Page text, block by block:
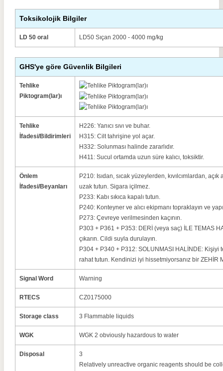
Toksikolojik Bilgiler
LD 50 oral LD50 Sıçan 2000 - 4000 mg/kg
GHS'ye göre Güvenlik Bilgileri
Tehlike
Piktogram(lar)ı
Tehlike
İfadesi/Bildirimleri
H226: Yanıcı sıvı ve buhar.
H315: Cilt tahrişine yol açar.
H332: Solunması halinde zararlıdır.
H411: Sucul ortamda uzun süre kalıcı, toksiktir.
Önlem
İfadesi/Beyanları
P210: Isıdan, sıcak yüzeylerden, kıvılcımlardan,
uzak tutun. Sigara içilmez.
P233: Kabı sıkıca kapalı tutun.
P240: Konteyner ve alıcı ekipmanı topraklayın ve
P273: Çevreye verilmesinden kaçının.
P303 + P361 + P353: DERİ (veya saç) İLE TEMAS
çıkarın. Cildi suyla durulayın.
P304 + P340 + P312: SOLUNMASI HALİNDE: Kişiyi
rahat tutun. Kendinizi iyi hissetmiyorsanız bir ZEHİR
Signal Word Warning
RTECS CZ0175000
Storage class 3 Flammable liquids
WGK WGK 2 obviously hazardous to water
Disposal
3
Relatively unreactive organic reagents should be